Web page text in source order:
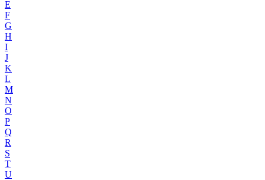
E
F
G
H
I
J
K
L
M
N
O
P
Q
R
S
T
U